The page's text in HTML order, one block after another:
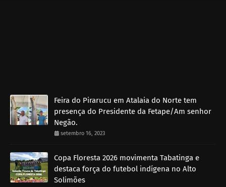
Feira do Pirarucu em Atalaia do Norte tem
presença do Presidente da Fetape/Am senhor
Negão.
setembro 16, 2023
Copa Floresta 2026 movimenta Tabatinga e
destaca força do futebol indígena no Alto
Solimões